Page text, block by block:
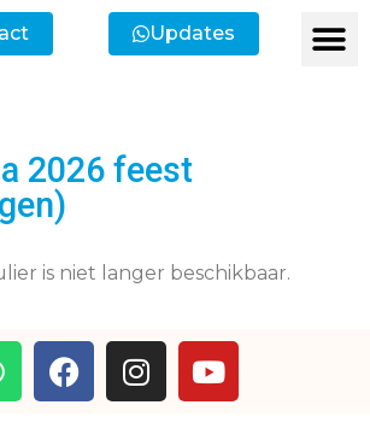
Updates
2026 feest
is niet langer beschikbaar.